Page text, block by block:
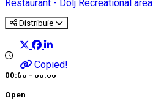
Restaurant - Dolj Recreational area
Distribuie
Copied!
00:00 - 00:00
Open